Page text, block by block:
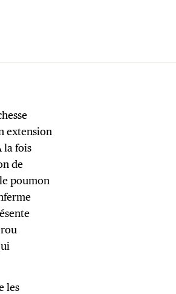
extension
la fois
de
poumon
les